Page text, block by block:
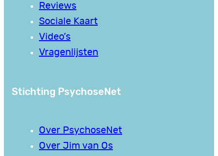
Reviews
Sociale Kaart
Video’s
Vragenlijsten
Stichting PsychoseNet
Over PsychoseNet
Over Jim van Os